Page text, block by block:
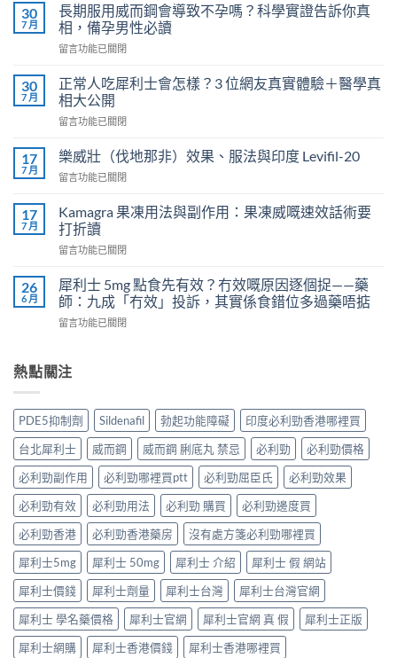
30
7 月
長期服用威而鋼會導致不孕嗎？科學實證告訴你真
相，備孕男性必讀
在
期
服
用
威
鋼
導
不
孕
嗎？
科
實
證
告
真
相，
孕
男
性
必
讀〉
中
留言功能已關閉
30
7 月
正常人吃犀利士會怎樣？3 位網友真實體驗＋醫學真
相大公開
在
常
人
吃
利
士
怎
3
位
網
友
實
體
＋
醫
學
真
相
大
公
開〉
中
留言功能已關閉
17
7 月
樂威壯（伐地那非）效果、服法與印度 Levifil-20
在
威
壯
（伐
地
非）
效
果、
服
印
20〉
中
留言功能已關閉
17
7 月
Kamagra 果凍用法與副作用：果凍威嘅速效話術要
打折讀
在
果
凍
用
法
作
凍
威
嘅
速
效
話
術
要
打
折
讀〉
中
留言功能已關閉
26
6 月
犀利士 5mg 點食先有效？冇效嘅原因逐個捉——藥
師：九成「冇效」投訴，其實係食錯位多過藥唔掂
在
士
5mg
食
先
有
效？
冇
效
嘅
原
因
逐
個
捉
——
藥
師：
九
成
留言功能已關閉
熱點關注
PDE5抑制劑 Sildenafil 勃起功能障礙
印度必利勁香港哪裡買
台北犀利士
威而鋼 威而鋼 脷底丸 禁忌 必利勁
必利勁價格
必利勁副作用
必利勁哪裡買ptt 必利勁屈臣氏
必利勁效果
必利勁有效
必利勁用法 必利勁 購買
必利勁邊度買
必利勁香港
必利勁香港藥房
沒有處方箋必利勁哪裡買
犀利士5mg
犀利士 50mg 犀利士 介紹
犀利士 假 網站
犀利士價錢
犀利士劑量 犀利士台灣
犀利士台灣官網
犀利士 學名藥價格
犀利士官網 犀利士官網 真 假
犀利士正版
犀利士網購
犀利士香港價錢 犀利士香港哪裡買